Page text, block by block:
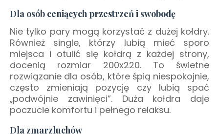
Dla osób ceniących przestrzeń i swobodę
Nie tylko pary mogą korzystać z dużej kołdry.
Również single, którzy lubią mieć sporo
miejsca i otulić się kołdrą z każdej strony,
docenią rozmiar 200x220. To świetne
rozwiązanie dla osób, które śpią niespokojnie,
często zmieniają pozycję czy lubią spać
„podwójnie zawinięci”. Duża kołdra daje
poczucie komfortu i pełnego relaksu.
Dla zmarzluchów